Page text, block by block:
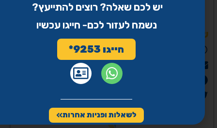
שיתוף
יש לכם שאלה? רוצים להתייעץ?
נשמח לעזור לכם- חייגו עכשיו
חייגו 9253*
לשאלות ופניות אחרות